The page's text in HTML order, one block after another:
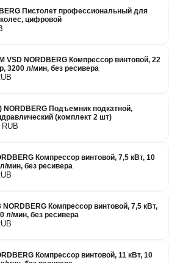
Пистолет профессиональный для
цифровой
VSD NORDBERG Компрессор винтовой, 22
3200 л/мин, без ресивера
NORDBERG Подъемник подкатной,
(комплект 2 шт)
Компрессор винтовой, 7,5 кВт, 10
мин, без ресивера
NORDBERG Компрессор винтовой, 7,5 кВт,
л/мин, без ресивера
Компрессор винтовой, 11 кВт, 10